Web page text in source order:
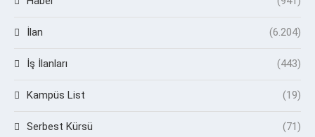
İlan (6.204)
İş İlanları (443)
Kampüs List (19)
Serbest Kürsü (71)